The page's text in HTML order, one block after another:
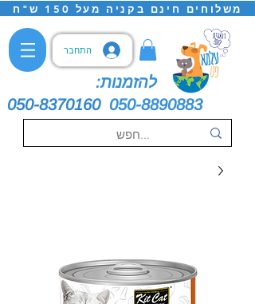
משלוחים חינם בקניה מעל 150 ש"ח
התחבר
להזמנות:
050-8370160 050-8890883